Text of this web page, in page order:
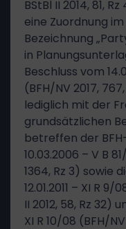
BStBl II 2014, 81,
eine Zuordnung
Bezeichnung
in
Beschluss vom
(BFH/NV 2017,
lediglich mit der
grundsätzlichen
betreffen der
10.03.2006 – V B
1364, Rz 3) sowie
12.01.2011 – XI R 9/
II 2012, 58, Rz 32)
XI R 10/08 (BFH/